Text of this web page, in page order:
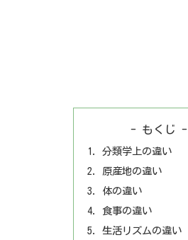
- もくじ -
分類学上の違い
原産地の違い
体の違い
食事の違い
生活リズムの違い